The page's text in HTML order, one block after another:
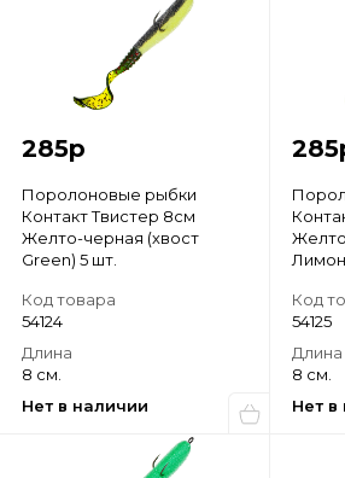
285р
Поролоновые рыбки
Контакт Твистер 8см
Желто-черная (хвост
Green) 5 шт.
Код товара
54124
Длина
8 см.
Нет в наличии
285
Код
54125
Длина
8 см.
Нет в